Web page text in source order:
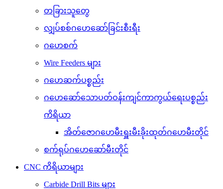
တခြားသူတွေ
လျှပ်စစ်ဂဟေဆော်ခြင်းစီးရီး
ဂဟေစက်
Wire Feeders များ
ဂဟေဆက်ပစ္စည်း
ဂဟေဆော်သောပတ်ဝန်းကျင်ကာကွယ်ရေးပစ္စည်း
ကိရိယာ
အိတ်ဇောဂဟေမီးရှူးမီးခိုးထုတ်ဂဟေမီးတိုင်
စက်ရုပ်ဂဟေဆော်မီးတိုင်
CNC ကိရိယာများ
Carbide Drill Bits များ